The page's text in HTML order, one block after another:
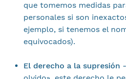
que tomemos medidas
personales si son
ejemplo, si tenemos el
equivocados).
El derecho a la supresión -